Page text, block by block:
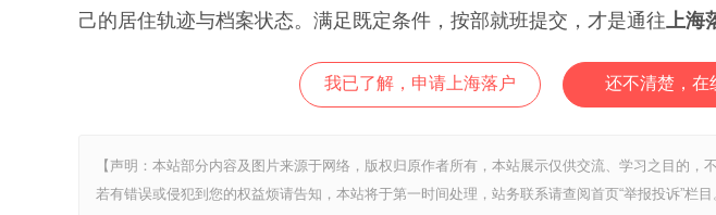
己的居住轨迹与档案状态。满足既定条件，按部就班提交，才是通往 上海
我已了解，申请上海落户 还不清楚，在
【声明：本站部分内容及图片来源于网络，版权归原作者所有，本站展示仅供交流、学习之目的，
若有错误或侵犯到您的权益烦请告知，本站将于第一时间处理，站务联系请查阅首页“举报投诉”栏目